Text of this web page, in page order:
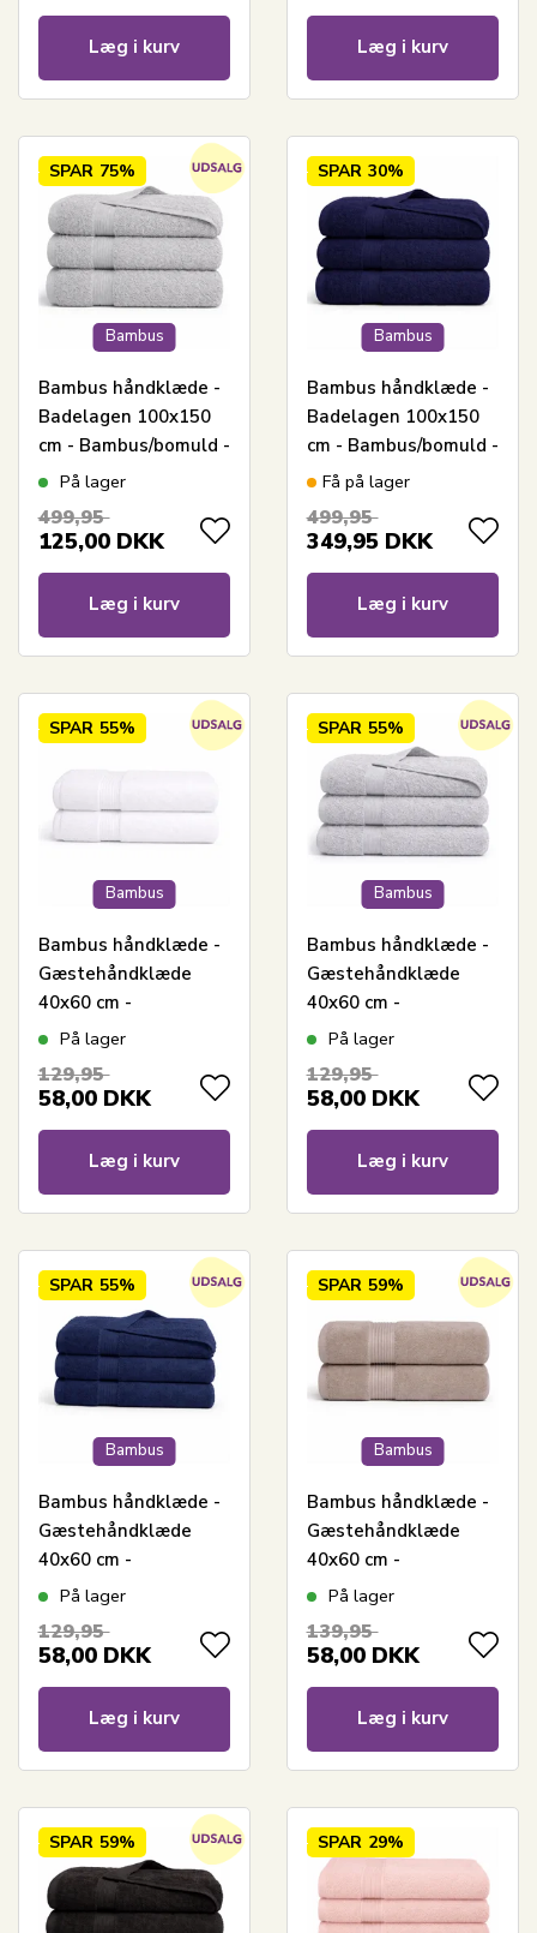
Læg i kurv Læg i kurv
Bambus
SPAR 75%
Bambus håndklæde -
Badelagen 100x150
cm - Bambus/bomuld -
Lysegrå
På lager
499,95
125,00 DKK
Læg i kurv
Bambus
SPAR 30%
Bambus håndklæde -
Badelagen 100x150
cm - Bambus/bomuld -
Mørkeblå
Få på lager
499,95
349,95 DKK
Læg i kurv
Bambus
SPAR 55%
Bambus håndklæde -
Gæstehåndklæde
40x60 cm -
Bambus/bomuld -
På lager
129,95
58,00 DKK
Læg i kurv
Bambus
SPAR 55%
Bambus håndklæde -
Gæstehåndklæde
40x60 cm -
Bambus/bomuld -
På lager
129,95
58,00 DKK
Læg i kurv
Bambus
SPAR 55%
Bambus håndklæde -
Gæstehåndklæde
40x60 cm -
Bambus/bomuld -
På lager
129,95
58,00 DKK
Læg i kurv
Bambus
SPAR 59%
Bambus håndklæde -
Gæstehåndklæde
40x60 cm -
Bambus/bomuld -
På lager
139,95
58,00 DKK
Læg i kurv
SPAR 59% SPAR 29%